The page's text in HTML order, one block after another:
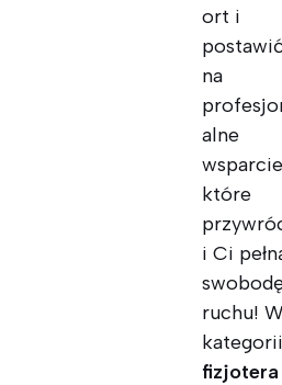
ort i
postawić
na
alne
które
i Ci
ruchu! W
kategorii
fizjotera